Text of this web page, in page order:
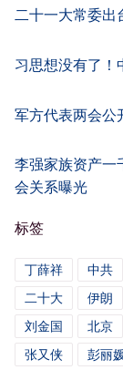
二十一大常委出
习思想没有了！
军方代表两会公
李强家族资产一
会关系曝光
标签
丁薛祥 中共
二十大
伊朗
刘金国
北京
张又侠
彭丽